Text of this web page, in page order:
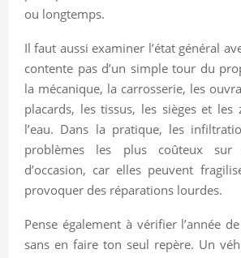
ou longtemps.
Il faut aussi examiner l’état général
contente pas d’un simple tour du
la mécanique, la carrosserie, les
placards, les tissus, les sièges et les
l’eau. Dans la pratique, les
problèmes les plus coûteux sur
d’occasion, car elles peuvent
provoquer des réparations lourdes.
Pense également à vérifier l’année
sans en faire ton seul repère. Un